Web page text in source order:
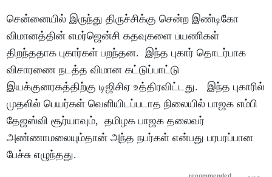
சென்னையில் இருந்து திருச்சிக்கு சென்ற இண்டிகோ
விமானத்தின் எமர்ஜென்சி கதவுகளை பயணிகள்
திறந்ததாக புகார்கள் பறந்தன. இந்த புகார் தொடர்பாக
விசாரணை நடத்த விமான கட்டுப்பாட்டு
இயக்குனரகத்திற்கு டிஜிசிஏ உத்திரவிட்டது. இந்த புகாரில்
முதலில் பெயர்கள் வெளியிடப்படாத நிலையில் பாஜக எம்பி
தேஜஸ்வி சூர்யாவும், தமிழக பாஜக தலைவர்
அண்ணாமலையும்தான் அந்த நபர்கள் என்பது பரபரப்பான
பேச்சு எழுந்தது.